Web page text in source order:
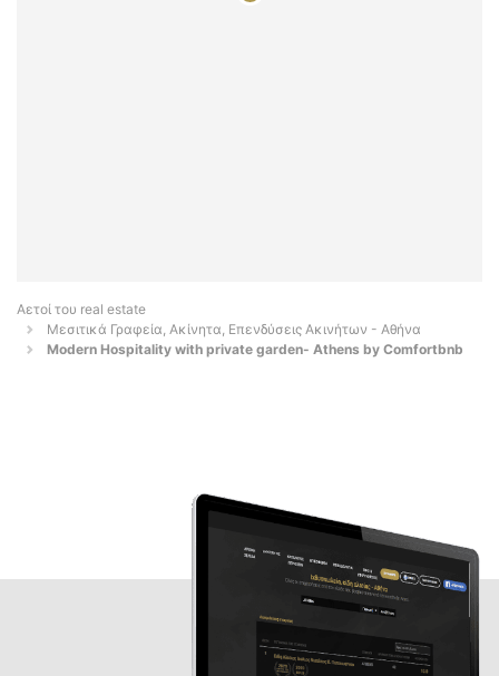
Αετοί του real estate
Μεσιτικά Γραφεία, Ακίνητα, Επενδύσεις Ακινήτων - Αθήνα
Modern Hospitality with private garden- Athens by Comfortbnb